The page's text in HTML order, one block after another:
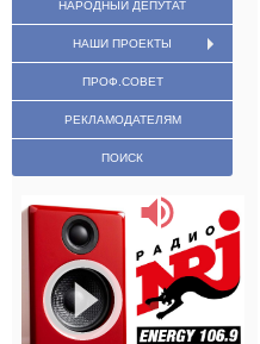
НАРОДНЫЙ ДЕПУТАТ
НАШИ ПРОЕКТЫ
ПРОФ.СОВЕТ
РЕКЛАМОДАТЕЛЯМ
ПОИСК